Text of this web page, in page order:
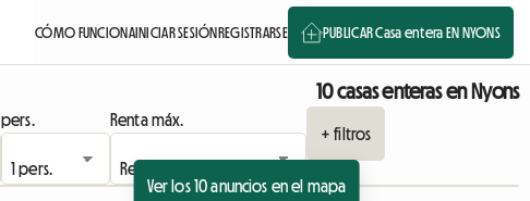
CÓMO FUNCIONAINICIAR SESIÓNREGISTRARSE PUBLICAR Casa entera EN NYONS
10 casas enteras en Nyons
pers.
Renta máx.
+ filtros
Ver los 10 anuncios en el mapa